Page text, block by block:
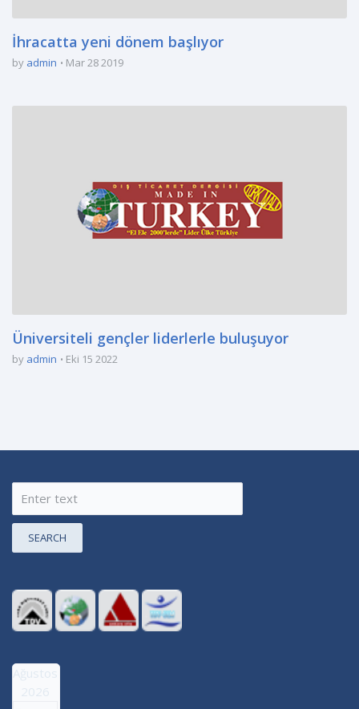
İhracatta yeni dönem başlıyor
by admin Mar 28 2019
Üniversiteli gençler liderlerle buluşuyor
by admin Eki 15 2022
SEARCH
Ağustos
2026